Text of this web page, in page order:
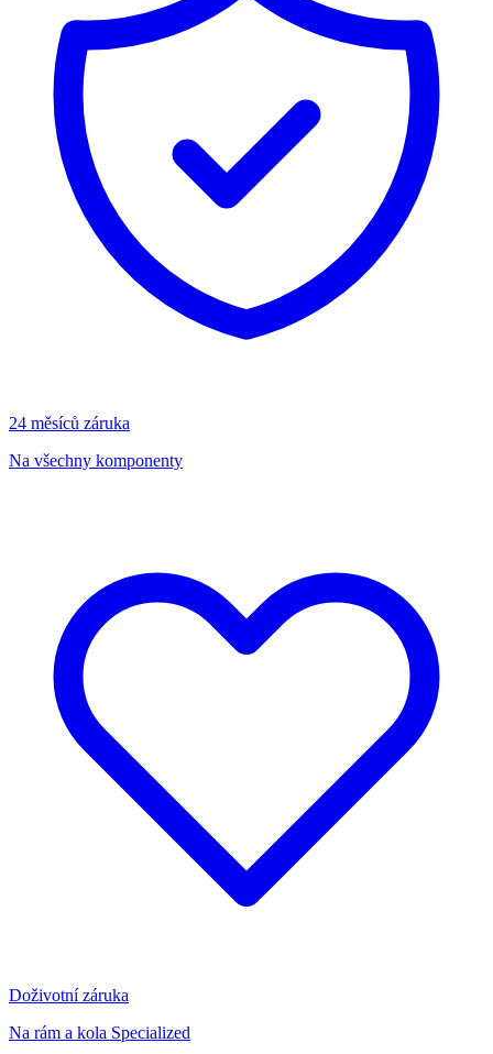
24 měsíců záruka
Na všechny komponenty
Doživotní záruka
Na rám a kola Specialized